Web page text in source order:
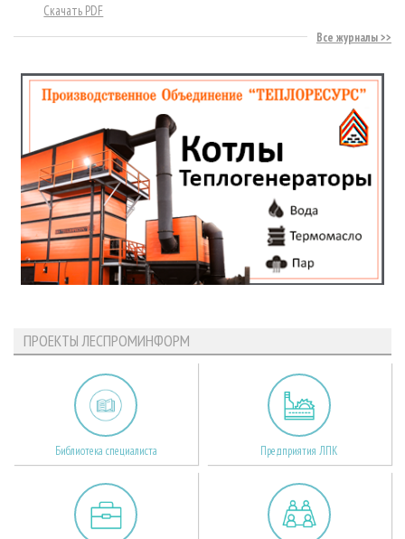
Скачать PDF
Все журналы
ПРОЕКТЫ ЛЕСПРОМИНФОРМ
Библиотека специалиста Предприятия ЛПК